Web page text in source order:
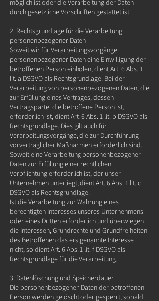
möglich ist oder die Verarbeitung der Daten
durch gesetzliche Vorschriften gestattet ist.
2. Rechtsgrundlage für die Verarbeitung
personenbezogener Daten
Soweit wir für Verarbeitungsvorgänge
personenbezogener Daten eine Einwilligung der
betroffenen Person einholen, dient Art. 6 Abs. 1
lit. a DSGVO als Rechtsgrundlage. Bei der
Verarbeitung von personenbezogenen Daten, die
zur Erfüllung eines Vertrages, dessen
Vertragspartei die betroffene Person ist,
erforderlich ist, dient Art. 6 Abs. 1 lit. b DSGVO als
Rechtsgrundlage. Dies gilt auch für
Verarbeitungsvorgänge, die zur Durchführung
vorvertraglicher Maßnahmen erforderlich sind.
Soweit eine Verarbeitung personenbezogener
Daten zur Erfüllung einer rechtlichen
Verpflichtung erforderlich ist, der unser
Unternehmen unterliegt, dient Art. 6 Abs. 1 lit. c
DSGVO als Rechtsgrundlage.
Ist die Verarbeitung zur Wahrung eines
berechtigten Interesses unseres Unternehmens
oder eines Dritten erforderlich und überwiegen
die Interessen, Grundrechte und Grundfreiheiten
des Betroffenen das erstgenannte Interesse
nicht, so dient Art. 6 Abs. 1 lit. f DSGVO als
Rechtsgrundlage für die Verarbeitung.
3. Datenlöschung und Speicherdauer
Die personenbezogenen Daten der betroffenen
Person werden gelöscht oder gesperrt, sobald